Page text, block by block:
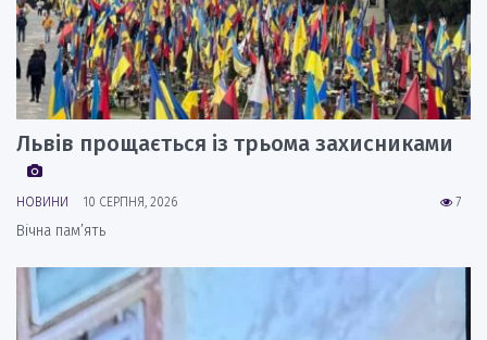
Львів прощається із трьома захисниками
7
НОВИНИ 10 СЕРПНЯ, 2026
Вічна пам’ять